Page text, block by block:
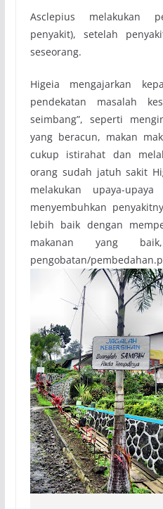
Asclepius melakukan
penyakit), setelah
seseorang.
Higeia mengajarkan
pendekatan masalah
seimbang”, seperti
yang beracun, makan
cukup istirahat dan
orang sudah jatuh sakit
melakukan upaya-
menyembuhkan
lebih baik dengan
makanan yang
pengobatan/